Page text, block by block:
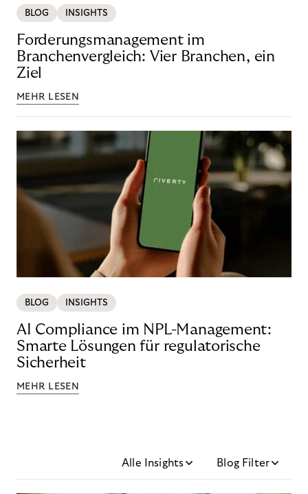
BLOG INSIGHTS
Forderungsmanagement im
Branchenvergleich: Vier Branchen, ein
Ziel
MEHR LESEN
BLOG INSIGHTS
AI Compliance im NPL-Management:
Smarte Lösungen für regulatorische
Sicherheit
MEHR LESEN
Alle Insights Blog Filter